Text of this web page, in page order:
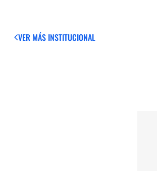
VER MÁS INSTITUCIONAL